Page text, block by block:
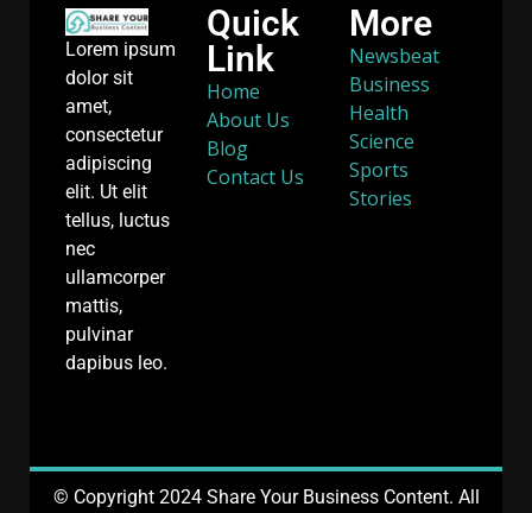
Lorem ipsum
dolor sit
amet,
consectetur
adipiscing
elit. Ut elit
tellus, luctus
nec
ullamcorper
mattis,
pulvinar
dapibus leo.
Quick
Link
Home
About Us
Blog
Contact Us
More
Newsbeat
Business
Health
Science
Sports
Stories
© Copyright 2024 Share Your Business Content. All